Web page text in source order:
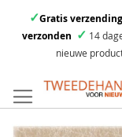
✓Gratis verzending
verzonden ✓ 14
nieuwe
direct
door
naar
Skip